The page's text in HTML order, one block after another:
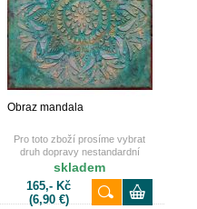
Obraz mandala
Pro toto zboží prosíme vybrat
druh dopravy nestandardní
zásilka nebo osobní odběr.
Děkujeme.
skladem
165,- Kč
(6,90 €)